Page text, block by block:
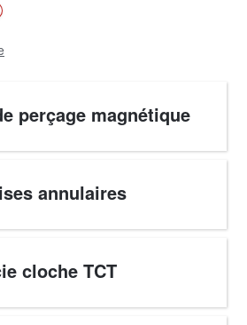
perçage magnétique
annulaires
cloche TCT